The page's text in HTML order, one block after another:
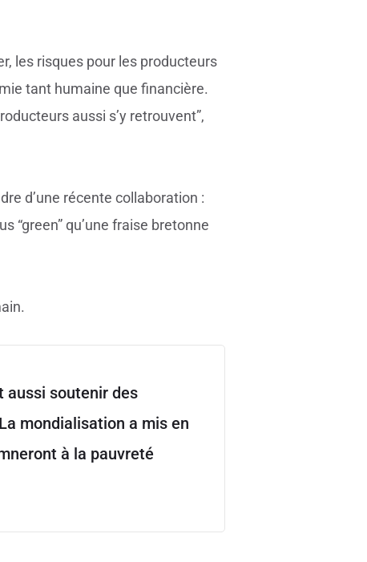
les risques pour les producteurs
tant humaine que financière.
aussi s’y retrouvent”,
d’une récente collaboration :
“green” qu’une fraise bretonne
aussi soutenir des
mondialisation a mis en
à la pauvreté